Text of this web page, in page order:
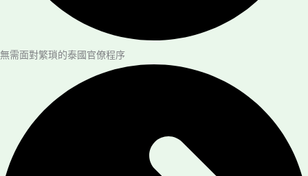
無需面對繁瑣的泰國官僚程序